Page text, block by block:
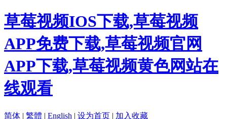
草莓视频IOS下载,草莓视频
APP免费下载,草莓视频官网
APP下载,草莓视频黄色网站在
线观看
简体 | 繁體 | English | 设为首页 | 加入收藏